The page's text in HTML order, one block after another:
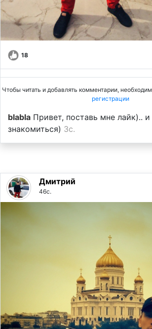
18
Чтобы читать и добавлять комментарии,
регистрации
blabla Привет, поставь мне лайк).. и
знакомиться) 3с.
Дмитрий
46с.